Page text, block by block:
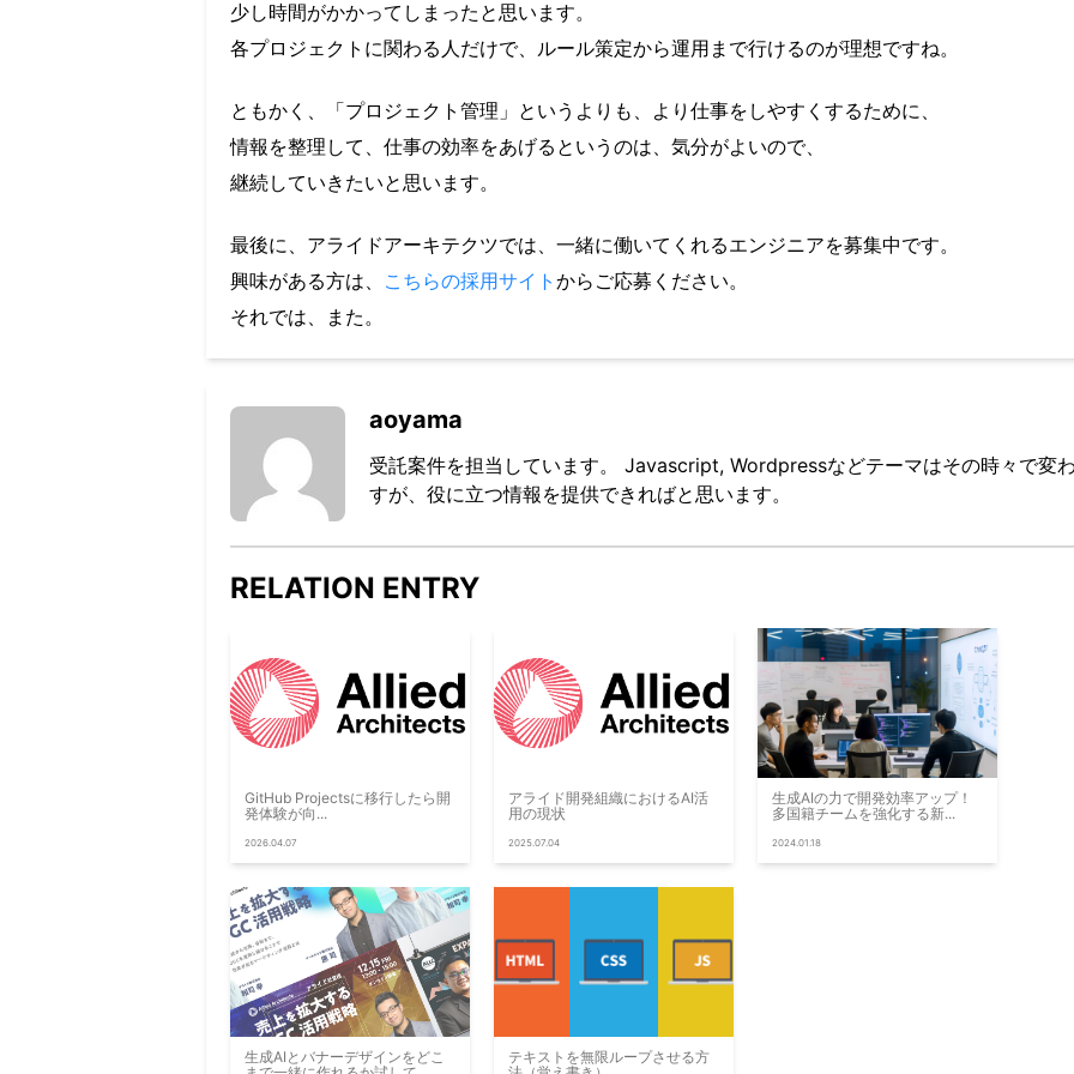
少し時間がかかってしまったと思います。
各プロジェクトに関わる人だけで、ルール策定から運用まで行けるのが理想ですね。
ともかく、「プロジェクト管理」というよりも、より仕事をしやすくするために、
情報を整理して、仕事の効率をあげるというのは、気分がよいので、
継続していきたいと思います。
最後に、アライドアーキテクツでは、一緒に働いてくれるエンジニアを募集中です。
興味がある方は、 こちらの採用サイト からご応募ください。
それでは、また。
aoyama
受託案件を担当しています。 Javascript, Wordpressなどテーマはその時々で変
すが、役に立つ情報を提供できればと思います。
RELATION ENTRY
GitHub Projectsに移行したら開
発体験が向...
2026.04.07
アライド開発組織におけるAI活
用の現状
2025.07.04
生成AIの力で開発効率アップ！
多国籍チームを強化する新...
2024.01.18
生成AIとバナーデザインをどこ
テキストを無限ループさせる方